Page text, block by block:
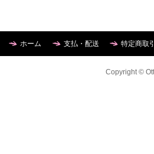
ホーム 支払・配送 特定商取
Copyright ©